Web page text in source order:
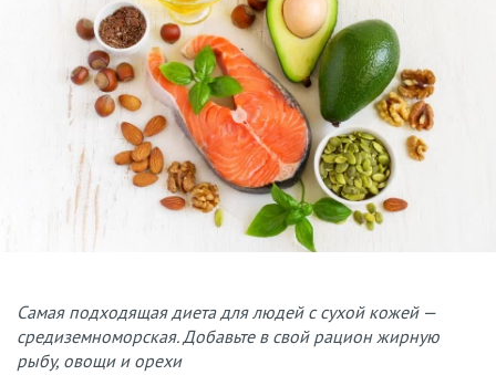
Самая подходящая диета для людей с сухой кожей —
средиземноморская. Добавьте в свой рацион жирную
рыбу, овощи и орехи